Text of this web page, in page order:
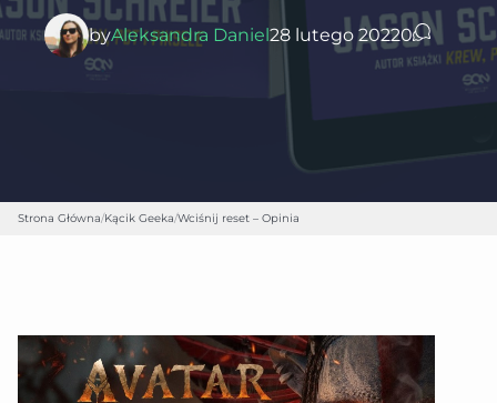
byAleksandra Daniel28 lutego 20220
Strona Główna/Kącik Geeka/Wciśnij reset – Opinia